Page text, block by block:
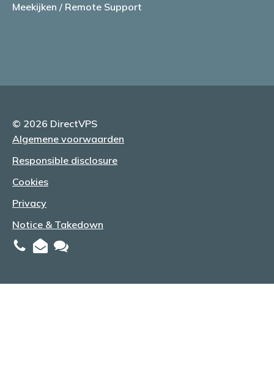
Meekijken / Remote Support
© 2026 DirectVPS
Algemene voorwaarden
Responsible disclosure
Cookies
Privacy
Notice & Takedown